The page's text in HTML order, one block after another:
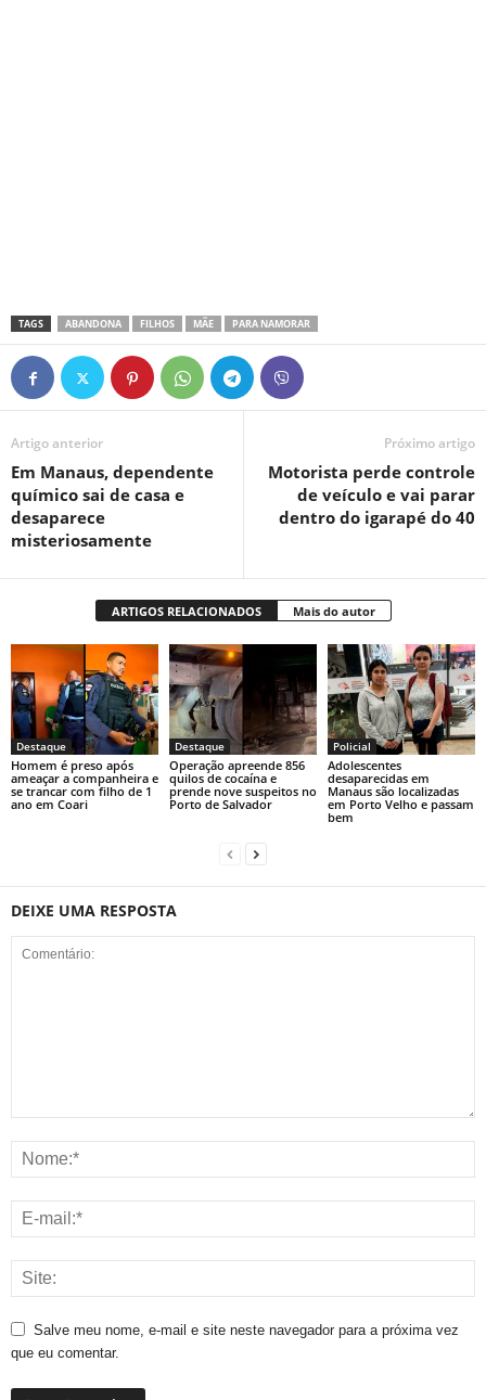
TAGS ABANDONA FILHOS MÃE PARA NAMORAR
Artigo anterior
Em Manaus, dependente
químico sai de casa e
desaparece
misteriosamente
Próximo artigo
Motorista perde controle
de veículo e vai parar
dentro do igarapé do 40
ARTIGOS RELACIONADOS Mais do autor
Destaque
Homem é preso após
ameaçar a companheira e
se trancar com filho de 1
ano em Coari
Destaque
Operação apreende 856
quilos de cocaína e
prende nove suspeitos no
Porto de Salvador
Policial
Adolescentes
desaparecidas em
Manaus são localizadas
em Porto Velho e passam
bem
DEIXE UMA RESPOSTA
Salve meu nome, e-mail e site neste navegador para a próxima vez
que eu comentar.